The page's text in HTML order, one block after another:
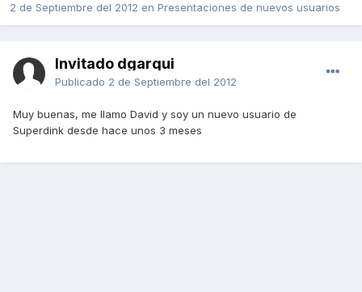
2 de Septiembre del 2012 en Presentaciones de nuevos usuarios
Invitado dgarqui
Publicado 2 de Septiembre del 2012
Muy buenas, me llamo David y soy un nuevo usuario de
Superdink desde hace unos 3 meses